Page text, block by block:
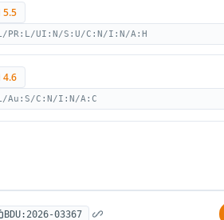
5.5
PR:L/UI:N/S:U/C:N/I:N/A:H
4.6
Au:S/C:N/I:N/A:C
BDU:2026-03367